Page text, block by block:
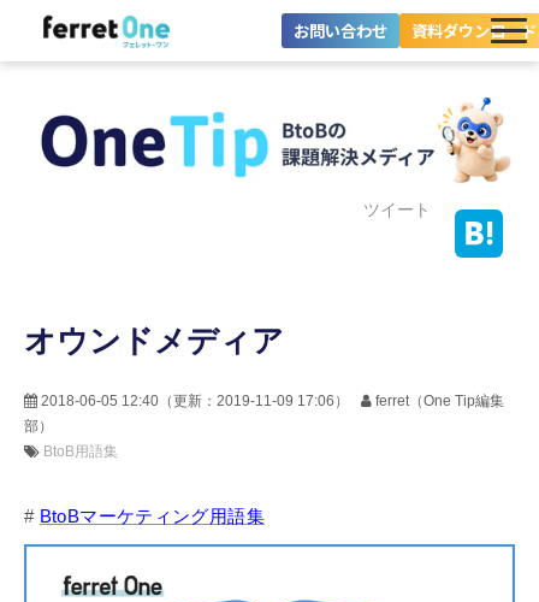
お問い合わせ 資料ダウンロード
ツール・機能一覧
料金プラン
ツイート
オウンドメディア
2018-06-05 12:40 （更新： 2019-11-09 17:06 ）
ferret（One Tip編集
部）
BtoB用語集
# BtoBマーケティング用語集